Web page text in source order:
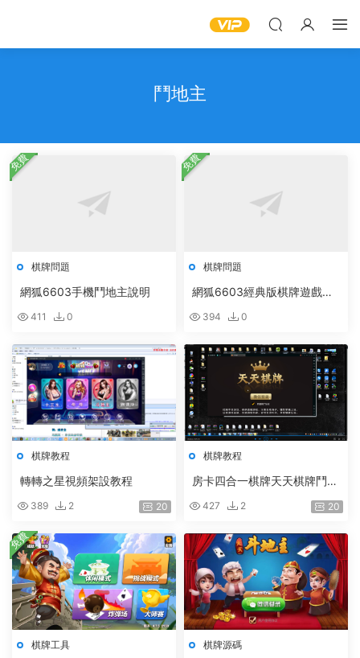
鬥地主
棋牌問題
網狐6603手機鬥地主說明
411 0
免費
棋牌問題
網狐6603經典版棋牌遊戲客
394 0
免費
棋牌教程
轉轉之星視頻架設教程
389 2 20
棋牌教程
房卡四合一棋牌天天棋牌鬥地
頻搭建教程下載
427 2 20
棋牌工具
免費
棋牌源碼